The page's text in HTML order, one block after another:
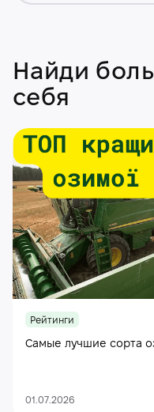
Найди
себя
Рейтинги
Самые лучшие сорта
01.07.2026